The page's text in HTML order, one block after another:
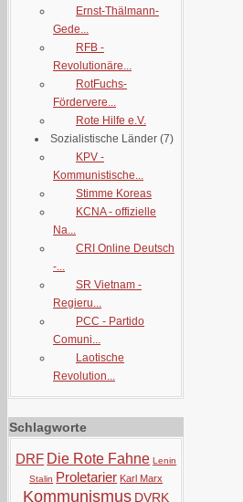
Ernst-Thälmann-
Gede...
RFB -
Revolutionäre...
RotFuchs-
Fördervere...
Rote Hilfe e.V.
Sozialistische Länder (7)
KPV -
Kommunistische...
Stimme Koreas
KCNA - offizielle
Na...
CRI Online Deutsch
-...
SR Vietnam -
Regieru...
PCC - Partido
Comuni...
Laotische
Revolution...
Schlagworte
DRF Die Rote Fahne Lenin
Stalin Proletarier Karl Marx
Kommunismus DVRK